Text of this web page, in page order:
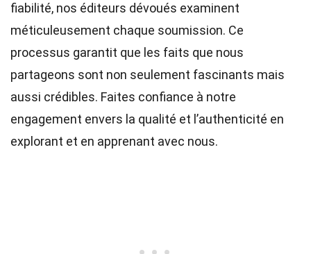
fiabilité, nos éditeurs dévoués examinent
méticuleusement chaque soumission. Ce
processus garantit que les faits que nous
partageons sont non seulement fascinants mais
aussi crédibles. Faites confiance à notre
engagement envers la qualité et l’authenticité en
explorant et en apprenant avec nous.